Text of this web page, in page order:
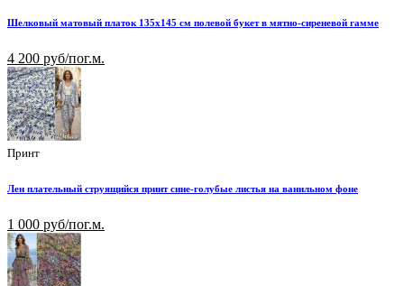
Шелковый матовый платок 135х145 см полевой букет в мятно-сиреневой гамме
4 200 руб/пог.м.
Принт
Лен плательный струящийся принт сине-голубые листья на ванильном фоне
1 000 руб/пог.м.